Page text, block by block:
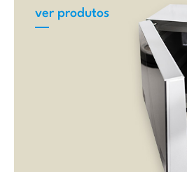
ver produtos